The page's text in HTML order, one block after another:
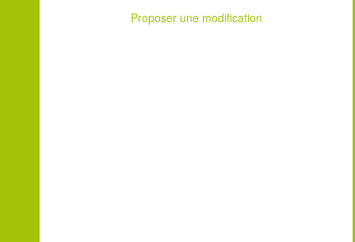
Proposer une modification